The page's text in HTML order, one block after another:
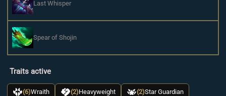
Last Whisper
Spear of Shojin
Traits active
(6)Wraith (2)Heavyweight (2)Star Guardian